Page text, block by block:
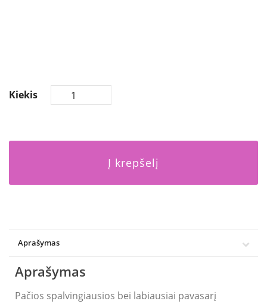
Kiekis
Į krepšelį
Aprašymas
Aprašymas
Pačios spalvingiausios bei labiausiai pavasarį